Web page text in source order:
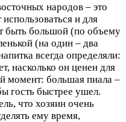
народов – это
и для
большой (по объему
(на один – два
всегда определяли:
насколько он ценен для
момент: большая пиала –
гость быстрее ушел.
что хозяин очень
ему время,